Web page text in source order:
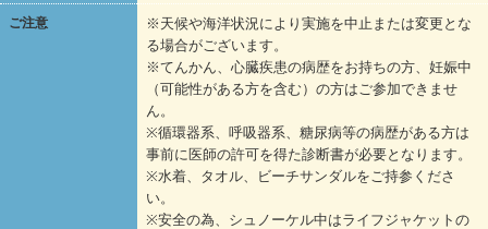
ご注意
※天候や海洋状況により実施を中止または変更とな
る場合がございます。
※てんかん、心臓疾患の病歴をお持ちの方、妊娠中
（可能性がある方を含む）の方はご参加できませ
ん。
※循環器系、呼吸器系、糖尿病等の病歴がある方は
事前に医師の許可を得た診断書が必要となります。
※水着、タオル、ビーチサンダルをご持参くださ
い。
※安全の為、シュノーケル中はライフジャケットの